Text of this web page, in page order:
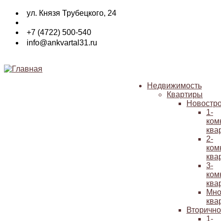
Перейти
основному
содержанию
ул. Князя Трубецкого, 24
+7 (4722) 500-540
info@ankvartal31.ru
Основная
навигация
Недвижимость
Квартиры
1-
2-
3-
1-